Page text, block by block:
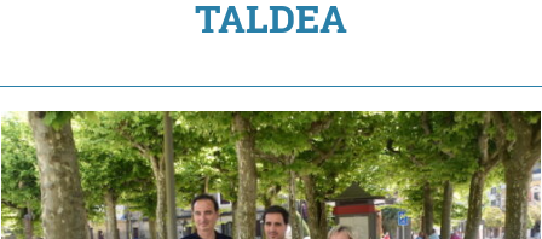
TALDEA